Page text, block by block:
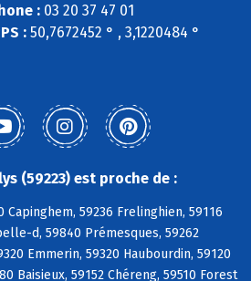
: 03 20 37 47 01
: 50,7672452 ° , 3,1220484 °
(59223) est proche de :
Capinghem, 59236 Frelinghien, 59116
d, 59840 Prémesques, 59262
Emmerin, 59320 Haubourdin, 59120
Baisieux, 59152 Chéreng, 59510 Forest